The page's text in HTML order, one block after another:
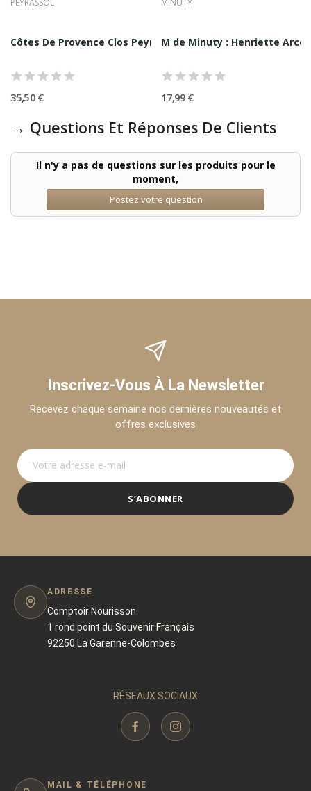
75CL | Grand Vin...
PEYRASSOL
Côtes De Provence Clos Peyrassol Rosé 75CL...
35,50 €
MINUTY
M de Minuty : Henriette
17,99 €
→ Questions Et Réponses De Clients
Il n'y a pas de questions sur les produits pour le
moment,
Postez votre question
Inscrivez-Vous À La Newsletter
Recevez chaque semaine nos dernières nouveautés et
offres exclusives
S’ABONNER
ADRESSE
Comptoir Nourisson
1 rond point du Souvenir Français
92250 La Garenne-Colombes
RÉSEAUX SOCIAUX
MAIL & TÉLÉPHONE